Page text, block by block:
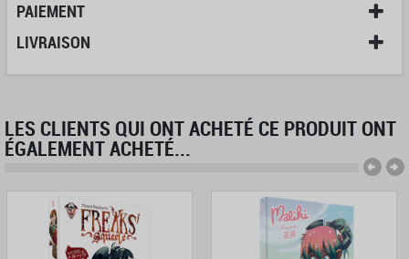
PAIEMENT
LIVRAISON
LES CLIENTS QUI ONT ACHETÉ CE PRODUIT ONT
ÉGALEMENT ACHETÉ...